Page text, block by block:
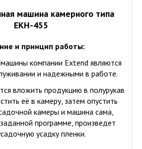
машина камерного типа
ЕКН-455
и принцип работы:
компании Extend являются
и надежными в работе.
вложить продукцию в полурукав
её в камеру, затем опустить
камеры и машина сама,
программе, произведет
усадку пленки.